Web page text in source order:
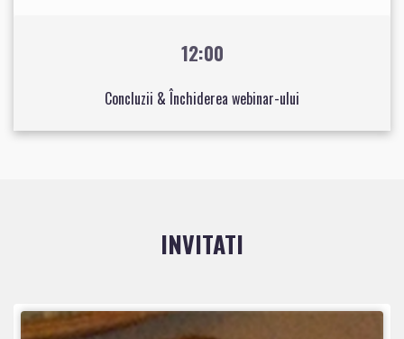
12:00
Concluzii & Închiderea webinar-ului
INVITATI